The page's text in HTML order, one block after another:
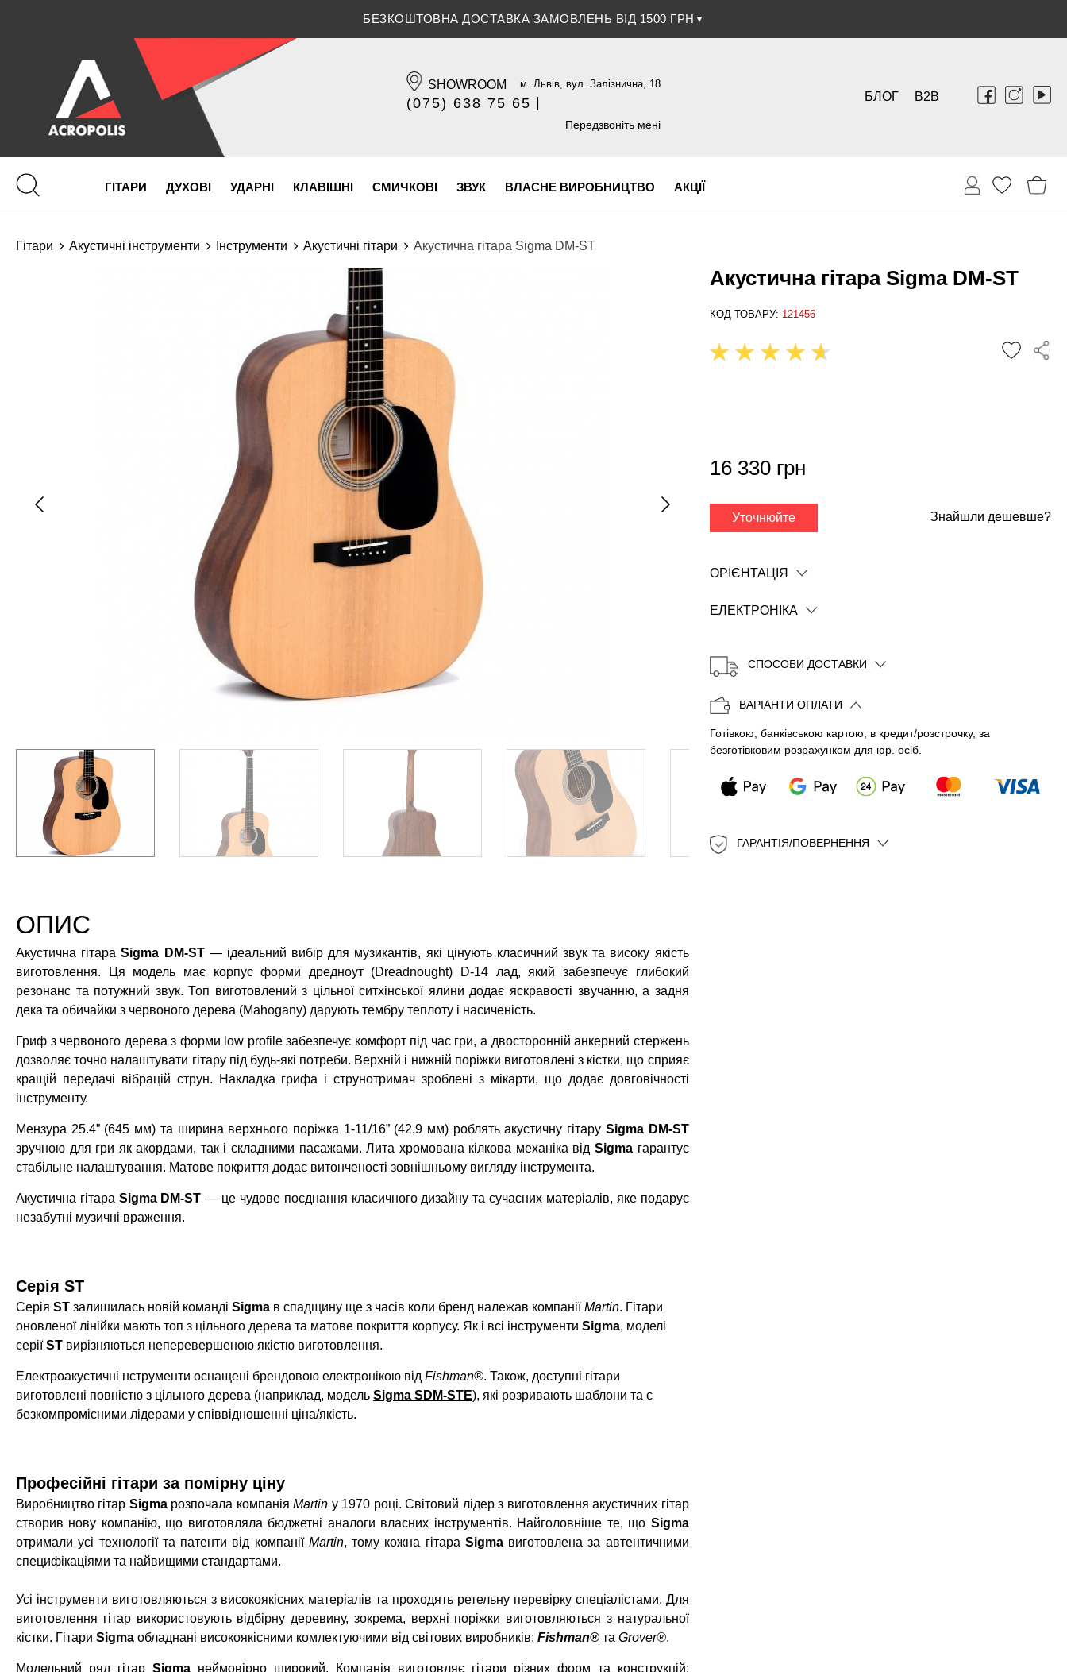
ЗНИЖКА 5% ПРИ ОПЛАТІ БАНКІВСЬКОЮ КАРТКОЮ▼
SHOWROOM м. Львів, вул. Залізнична, 18
(075) 638 75 65
(096) 609 84 32
Передзвоніть мені
B2B
БЛОГ
ГІТАРИ ДУХОВІ УДАРНІ КЛАВІШНІ СМИЧКОВІ ЗВУК ВЛАСНЕ ВИРОБНИЦТВО АКЦІЇ
Гітари Акустичні інструменти Інструменти Акустичні гітари Акустична гітара Sigma DM-ST
Акустична гітара Sigma DM-ST
КОД ТОВАРУ: 121456
✕
Копіювати
16 330 грн
Уточнюйте Знайшли дешевше?
ОРІЄНТАЦІЯ
ЕЛЕКТРОНІКА
СПОСОБИ ДОСТАВКИ
ВАРІАНТИ ОПЛАТИ
Готівкою, банківською картою, в кредит/розстрочку, за
безготівковим розрахунком для юр. осіб.
ГАРАНТІЯ/ПОВЕРНЕННЯ
ОПИС
Акустична гітара Sigma DM-ST— ідеальний вибір для музикантів, які цінують класичний звук та високу якість
виготовлення. Ця модель має корпус форми дредноут (Dreadnought) D-14 лад, який забезпечує глибокий
резонанс та потужний звук. Топ виготовлений з цільної ситхінської ялини додає яскравості звучанню, а задня
дека та обичайки з червоного дерева (Mahogany) дарують тембру теплоту і насиченість.
Гриф з червоного дерева з форми low profile забезпечує комфорт під час гри, а двосторонній анкерний стержень
дозволяє точно налаштувати гітару під будь-які потреби. Верхній і нижній поріжки виготовлені з кістки, що сприяє
кращій передачі вібрацій струн. Накладка грифа і струнотримач зроблені з мікарти, що додає довговічності
інструменту.
Мензура 25.4” (645 мм) та ширина верхнього поріжка 1-11/16” (42,9 мм) роблять акустичну гітару Sigma DM-ST
зручною для гри як акордами, так і складними пасажами. Лита хромована кілкова механіка відSigma гарантує
стабільне налаштування. Матове покриття додає витонченості зовнішньому вигляду інструмента.
Акустична гітара Sigma DM-ST — це чудове поєднання класичного дизайну та сучасних матеріалів, яке подарує
незабутні музичні враження.
Серія ST
Серія ST залишилась новій команді Sigma в спадщину ще з часів коли бренд належав компаніїMartin. Гітари
оновленої лінійки мають топ з цільного дерева та матове покриття корпусу. Як і всі інструменти Sigma, моделі
серіїST вирізняються неперевершеною якістю виготовлення.
Електроакустичні нструменти оснащені брендовою електронікою від Fishman®. Також, доступні гітари
виготовлені повністю з цільного дерева (наприклад, модель Sigma SDM-STE), які розривають шаблони та є
безкомпромісними лідерами у співвідношенні ціна/якість.
Професійні гітари за помірну ціну
Виробництво гітар Sigma розпочала компаніяMartin у 1970 році. Світовий лідер з виготовлення акустичних гітар
створив нову компанію, що виготовляла бюджетні аналоги власних інструментів. Найголовніше те, що Sigma
отримали усі технології та патенти від компанії Martin, тому кожна гітара Sigma виготовлена за автентичними
специфікаціями та найвищими стандартами.
Усі інструменти виготовляються з високоякісних матеріалів та проходять ретельну перевірку спеціалістами. Для
виготовлення гітар використовують відбірну деревину, зокрема, верхні поріжки виготовляються з натуральної
кістки. Гітари Sigma обладнані високоякісними комлектуючими від світових виробників: Fishman® та Grover®.
Модельний ряд гітар Sigmaнеймовірно широкий. Компанія виготовляє гітари різних форм та конструкцій: